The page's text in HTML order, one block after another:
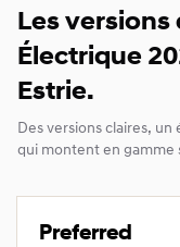
Les versions
Électrique
Estrie.
Des versions claires,
qui montent en gamme
Preferred